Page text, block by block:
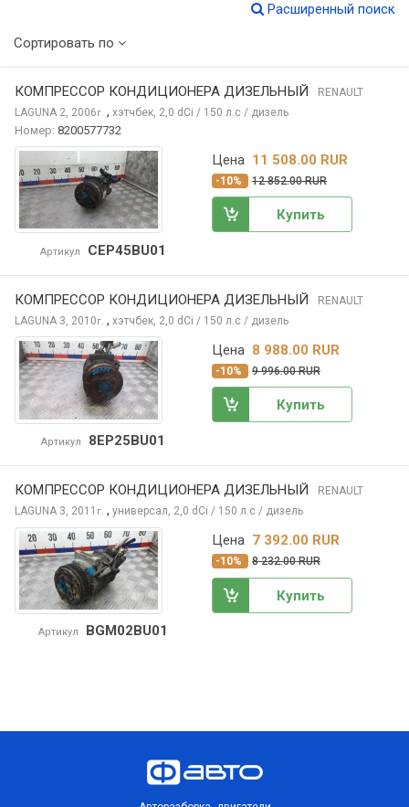
Расширенный поиск
Сортировать по
КОМПРЕССОР КОНДИЦИОНЕРА ДИЗЕЛЬНЫЙ
RENAULT
LAGUNA 2, 2006г. , хэтчбек, 2,0 dCi / 150 л.с / дизель
Номер: 8200577732
Артикул CEP45BU01
Цена 11 508.00 RUR
-10% 12 852.00 RUR
Купить
КОМПРЕССОР КОНДИЦИОНЕРА ДИЗЕЛЬНЫЙ
RENAULT
LAGUNA 3, 2010г. , хэтчбек, 2,0 dCi / 150 л.с / дизель
Артикул 8EP25BU01
Цена 8 988.00 RUR
-10% 9 996.00 RUR
Купить
КОМПРЕССОР КОНДИЦИОНЕРА ДИЗЕЛЬНЫЙ
RENAULT
LAGUNA 3, 2011 г. , универсал, 2,0 dCi / 150 л.с / дизель
Артикул BGM02BU01
Цена 7 392.00 RUR
-10% 8 232.00 RUR
Купить